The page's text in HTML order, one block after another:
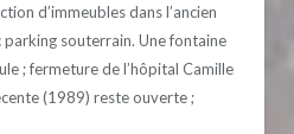
d’immeubles dans l’ancien
souterrain. Une fontaine
; fermeture de l’hôpital Camille
(1989) reste ouverte ;